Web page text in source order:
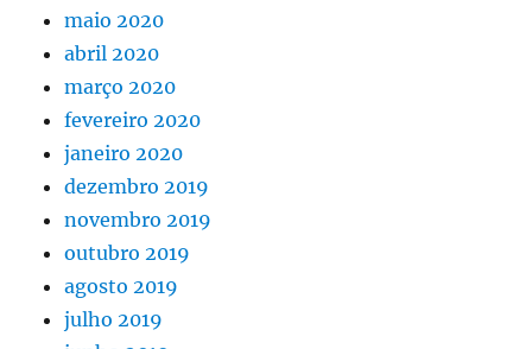
maio 2020
abril 2020
março 2020
fevereiro 2020
janeiro 2020
dezembro 2019
novembro 2019
outubro 2019
agosto 2019
julho 2019